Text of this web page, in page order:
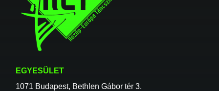
EGYESÜLET
1071 Budapest, Bethlen Gábor tér 3.